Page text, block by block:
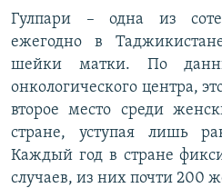
Гулпари – одна из
ежегодно в
шейки матки. По
онкологического центра,
второе место среди
стране, уступая лишь
Каждый год в стране
случаев, из них почти